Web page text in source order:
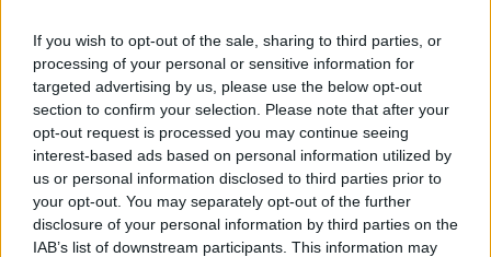
If you wish to opt-out of the sale, sharing to third parties, or
processing of your personal or sensitive information for
targeted advertising by us, please use the below opt-out
section to confirm your selection. Please note that after your
opt-out request is processed you may continue seeing
interest-based ads based on personal information utilized by
us or personal information disclosed to third parties prior to
your opt-out. You may separately opt-out of the further
disclosure of your personal information by third parties on the
IAB’s list of downstream participants. This information may
λειτουργίας της μνήμης του εγκεφάλου, καθώς και
της βιταμίνης Κ και του ασβεστίου (που είναι
απαραίτητα για την υγεία των οστών και την
πρόληψη της οστεοπόρωσης).
Σπανάκι